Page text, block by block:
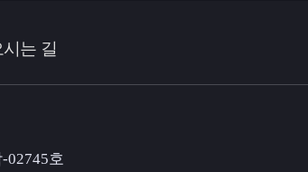
는 길
02745호